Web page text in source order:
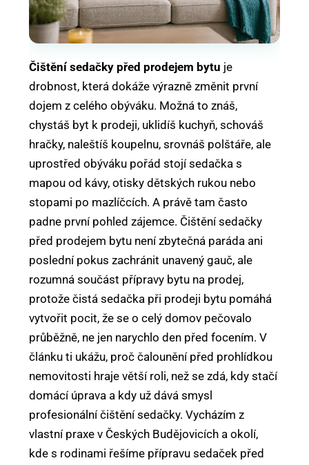
Čištění sedačky před prodejem bytu je
drobnost, která dokáže výrazně změnit první
dojem z celého obýváku. Možná to znáš,
chystáš byt k prodeji, uklidíš kuchyň, schováš
hračky, naleštíš koupelnu, srovnáš polštáře, ale
uprostřed obýváku pořád stojí sedačka s
mapou od kávy, otisky dětských rukou nebo
stopami po mazlíčcích. A právě tam často
padne první pohled zájemce. Čištění sedačky
před prodejem bytu není zbytečná paráda ani
poslední pokus zachránit unavený gauč, ale
rozumná součást přípravy bytu na prodej,
protože čistá sedačka při prodeji bytu pomáhá
vytvořit pocit, že se o celý domov pečovalo
průběžně, ne jen narychlo den před focením. V
článku ti ukážu, proč čalounění před prohlídkou
nemovitosti hraje větší roli, než se zdá, kdy stačí
domácí úprava a kdy už dává smysl
profesionální čištění sedačky. Vycházím z
vlastní praxe v Českých Budějovicích a okolí,
kde s rodinami řešíme přípravu sedaček před